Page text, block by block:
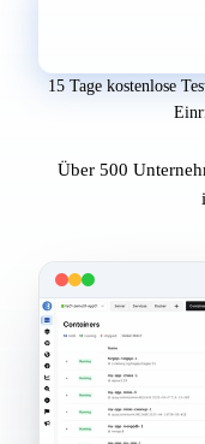
15 Tage kostenlose
Über 500